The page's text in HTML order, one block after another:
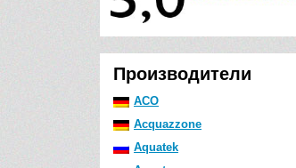
Производители
ACO
Acquazzone
Aquatek